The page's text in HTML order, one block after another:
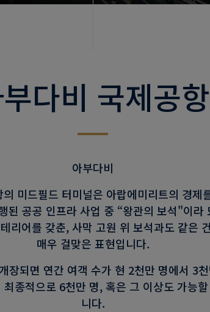
다비 국제공항
아부다비
미드필드 터미널은 아랍에미리트의 경제
된 공공 인프라 사업 중 “왕관의 보석"이라
리어를 갖춘, 사막 고원 위 보석과도 같은
매우 걸맞은 표현입니다.
장되면 연간 여객 수가 현 2천만 명에서 3
종적으로 6천만 명, 혹은 그 이상도 가능
니다.